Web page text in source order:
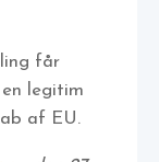
får
legitim
af EU.